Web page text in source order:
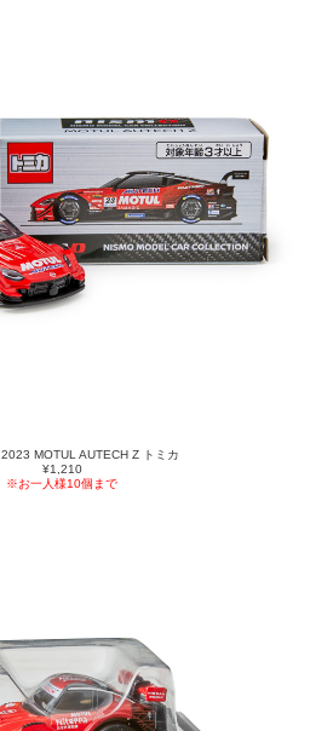
2023 MOTUL AUTECH Z トミカ
¥1,210
※お一人様10個まで